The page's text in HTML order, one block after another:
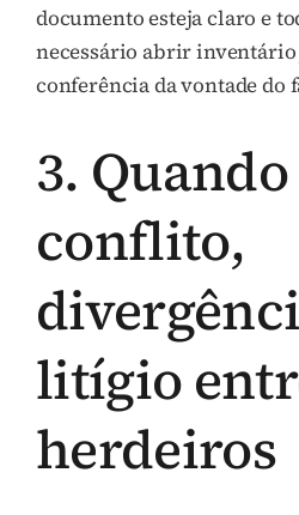
documento esteja claro e
necessário abrir
conferência da vontade do
3.
conflito,
litígio
herdeiros